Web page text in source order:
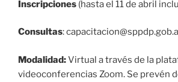
Inscripciones (hasta el 11 de abril
Consultas:
Modalidad:Virtual a través de la
videoconferencias Zoom. Se prevén